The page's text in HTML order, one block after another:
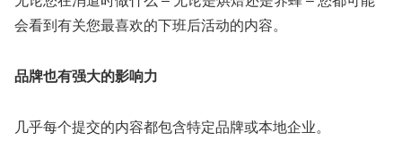
会看到有关您最喜欢的下班后活动的内容。
品牌也有强大的影响力
几乎每个提交的内容都包含特定品牌或本地企业。